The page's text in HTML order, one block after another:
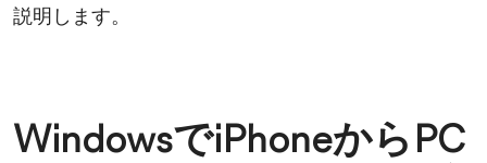
説明します。
WindowsでiPhoneからPC